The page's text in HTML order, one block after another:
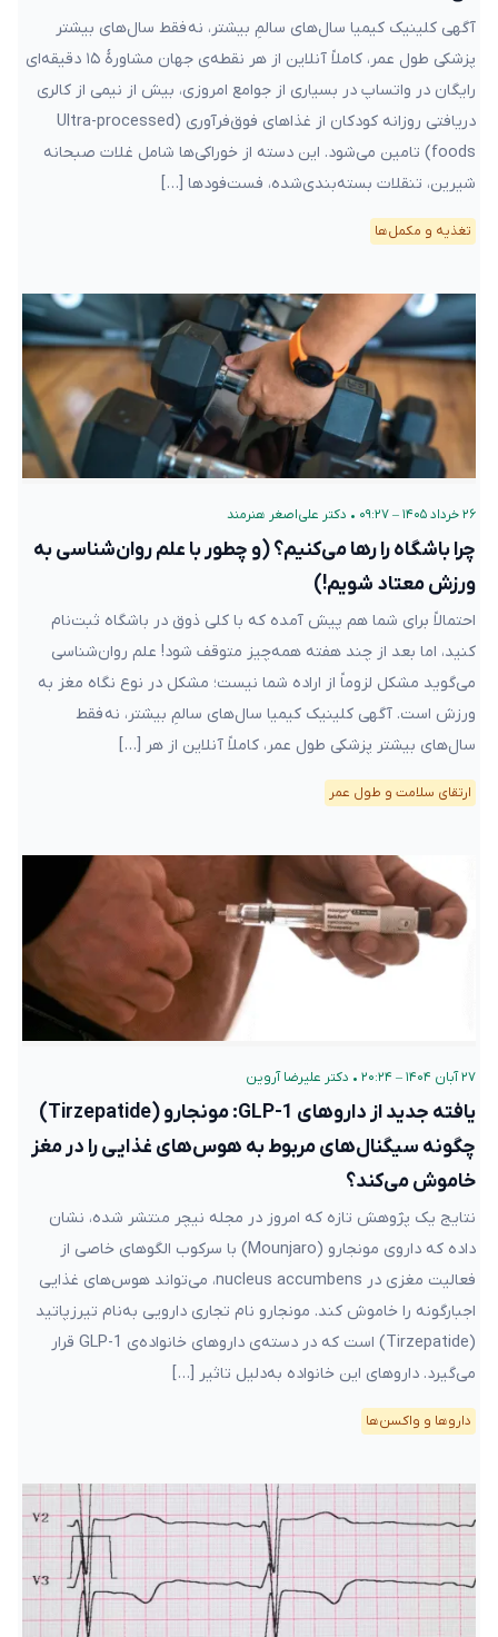
آگهی کلینیک کیمیا سال‌های سالمِ بیشتر، نه فقط سال‌های بیشتر
پزشکی طول عمر، کاملاً آنلاین از هر نقطه‌ی جهان مشاورهٔ ۱۵ دقیقه‌ای
رایگان در واتساپ در بسیاری از جوامع امروزی، بیش از نیمی از کالری
دریافتی روزانه کودکان از غذاهای فوق‌فرآوری‌ (Ultra-processed
foods) تامین می‌شود. این دسته از خوراکی‌ها شامل غلات صبحانه
شیرین، تنقلات بسته‌بندی‌شده، فست‌فودها […]
تغذیه و مکمل‌ها
۲۶ خرداد ۱۴۰۵ – ۰۹:۲۷ • دکتر علی‌اصغر هنرمند
چرا باشگاه را رها می‌کنیم؟ (و چطور با علم روان‌شناسی به
ورزش معتاد شویم!)
احتمالاً برای شما هم پیش آمده که با کلی ذوق در باشگاه ثبت‌نام
کنید، اما بعد از چند هفته همه‌چیز متوقف شود! علم روان‌شناسی
می‌گوید مشکل لزوماً از اراده شما نیست؛ مشکل در نوع نگاه مغز به
ورزش است. آگهی کلینیک کیمیا سال‌های سالمِ بیشتر، نه فقط
سال‌های بیشتر پزشکی طول عمر، کاملاً آنلاین از هر […]
ارتقای سلامت و طول عمر
۲۷ آبان ۱۴۰۴ – ۲۰:۲۴ • دکتر علیرضا آروین
یافته جدید از داروهای GLP-1: مونجارو (Tirzepatide)
چگونه سیگنال‌های مربوط به هوس‌های غذایی را در مغز
خاموش می‌کند؟
نتایج یک پژوهش تازه که امروز در مجله نیچر منتشر شده، نشان
داده که داروی مونجارو (Mounjaro) با سرکوب الگوهای خاصی از
فعالیت‌ مغزی در nucleus accumbens، می‌تواند هوس‌های غذایی
اجبارگونه را خاموش کند. مونجارو نام تجاری دارویی به‌نام تیرزپاتید
(Tirzepatide) است که در دسته‌ی داروهای خانواده‌ی GLP-1 قرار
می‌گیرد. داروهای این خانواده به‌دلیل تاثیر […]
دارو‌ها و واکسن‌ها